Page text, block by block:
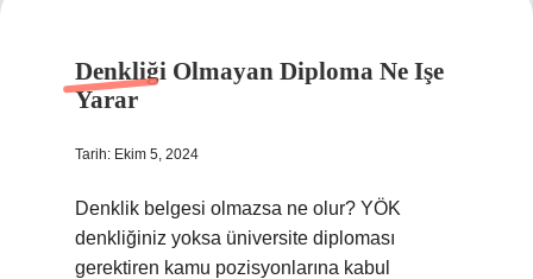
Denkliği Olmayan Diploma Ne Işe
Yarar
Tarih: Ekim 5, 2024
Denklik belgesi olmazsa ne olur? YÖK
denkliğiniz yoksa üniversite diploması
gerektiren kamu pozisyonlarına kabul